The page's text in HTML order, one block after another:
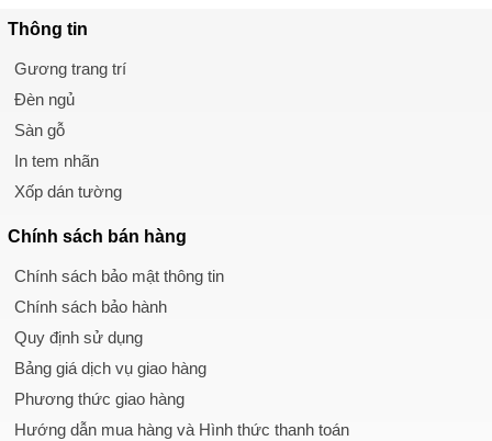
Thông tin
Gương trang trí
Đèn ngủ
Sàn gỗ
In tem nhãn
Xốp dán tường
Chính sách bán hàng
Chính sách bảo mật thông tin
Chính sách bảo hành
Quy định sử dụng
Bảng giá dịch vụ giao hàng
Phương thức giao hàng
Hướng dẫn mua hàng và Hình thức thanh toán